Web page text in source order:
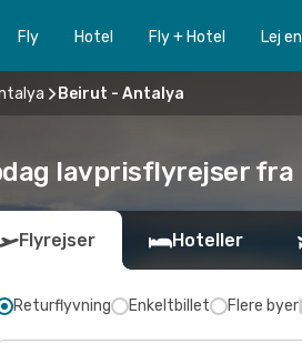
Fly Hotel Fly + Hotel Lej
Beirut - Antalya
lavprisflyrejser fra
Flyrejser Hoteller
Returflyvning Enkeltbillet Flere byer